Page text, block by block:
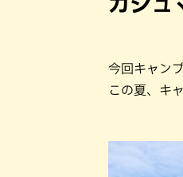
今回キャン
この夏、キ